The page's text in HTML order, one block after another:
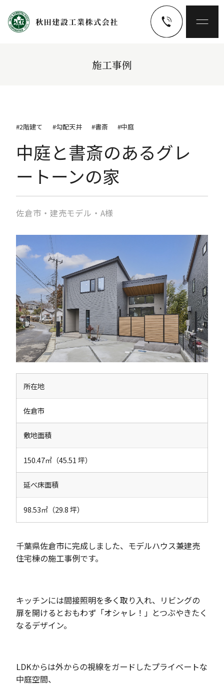
施工事例
#2階建て #勾配天井 #書斎 #中庭
中庭と書斎のあるグレ
ートーンの家
佐倉市・建売モデル・A様
所在地
佐倉市
敷地面積
150.47㎡（45.51 坪）
延べ床面積
98.53㎡（29.8 坪）
千葉県佐倉市に完成しました、モデルハウス兼建売
住宅棟の施工事例です。
キッチンには間接照明を多く取り入れ、リビングの
扉を開けるとおもわず「オシャレ！」とつぶやきたく
なるデザイン。
LDKからは外からの視線をガードしたプライベートな
中庭空間、